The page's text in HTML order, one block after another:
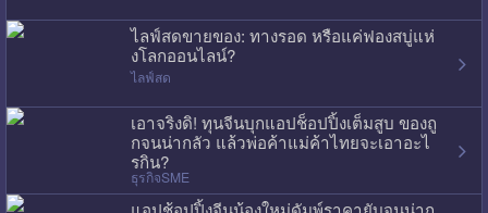
ไลฟ์สดขายของ: ทางรอด หรือแค่ฟองสบู่แห่
งโลกออนไลน์?
ไลฟ์สด
เอาจริงดิ! ทุนจีนบุกแอปช็อปปิ้งเต็มสูบ ของถู
กจนน่ากลัว แล้วพ่อค้าแม่ค้าไทยจะเอาอะไ
รกิน?
ธุรกิจSME